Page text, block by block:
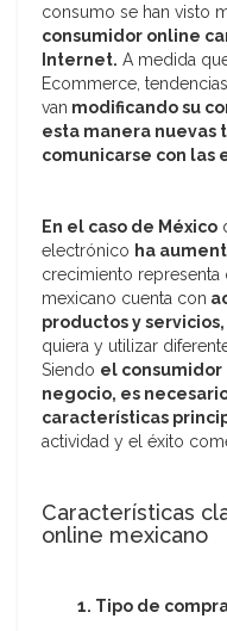
consumo se han visto
consumidor online
Internet. A medida
Ecommerce,
van modificando su
esta manera nuevas
comunicarse con las
En el caso de México
electrónico ha
crecimiento
mexicano cuenta con
productos y servicios,
quiera y utilizar
Siendo el consumidor
negocio, es
características
actividad y el éxito
Características
online mexicano
1. Tipo de